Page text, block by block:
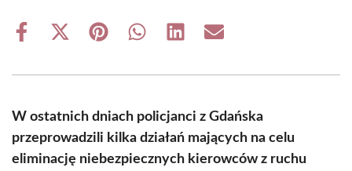
Share
Share
(Twitter)
Share Share Share Share
W ostatnich dniach policjanci z Gdańska
przeprowadzili kilka działań mających na celu
eliminację niebezpiecznych kierowców z ruchu